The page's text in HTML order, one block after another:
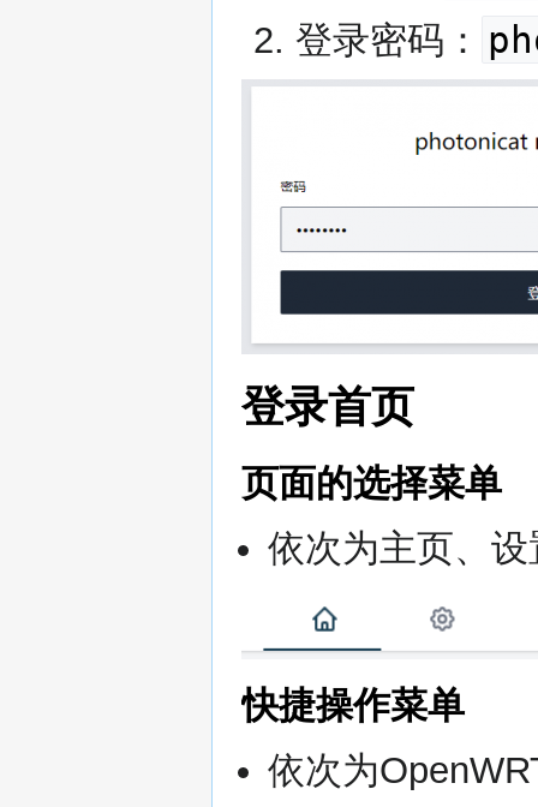
登录密码：
登录首页
页面的选择菜单
依次为主页、
快捷操作菜单
依次为